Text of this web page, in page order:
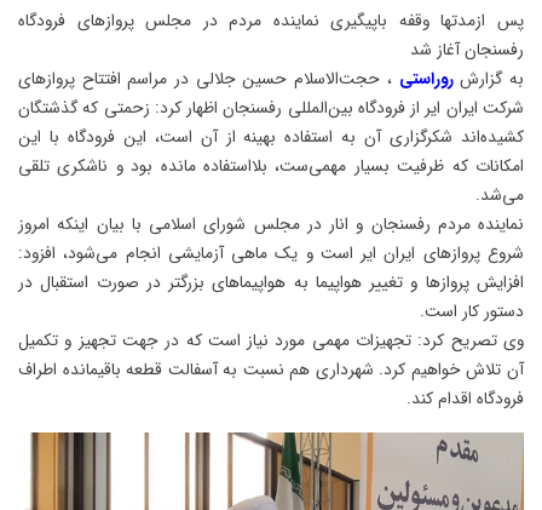
پس ازمدتها وقفه باپیگیری نماینده مردم در مجلس پروازهای فرودگاه
رفسنجان آغاز شد
به گزارشروراستی ، حجت‌الاسلام حسین جلالی در مراسم افتتاح پروازهای
شرکت ایران ایر از فرودگاه بین‌المللی رفسنجان اظهار کرد: زحمتی که گذشتگان
کشیده‌اند شکرگزاری آن به استفاده بهینه از آن است، این فرودگاه با این
امکانات که ظرفیت بسیار مهمی‌ست، بلااستفاده مانده بود و ناشکری تلقی
می‌شد.
نماینده مردم رفسنجان و انار در مجلس شورای اسلامی با بیان اینکه امروز
شروع پروازهای ایران ایر است و یک ماهی آزمایشی انجام می‌شود، افزود:
افزایش پروازها و تغییر هواپیما به هواپیماهای بزرگتر در صورت استقبال در
دستور کار است.
وی تصریح کرد: تجهیزات مهمی مورد نیاز است که در جهت تجهیز و تکمیل
آن تلاش خواهیم کرد. شهرداری هم نسبت به آسفالت قطعه باقیمانده اطراف
فرودگاه اقدام کند.